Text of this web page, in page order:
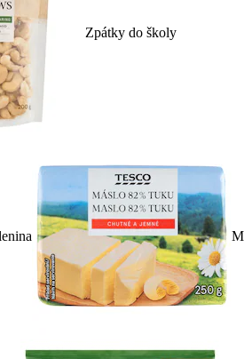
Zpátky do školy